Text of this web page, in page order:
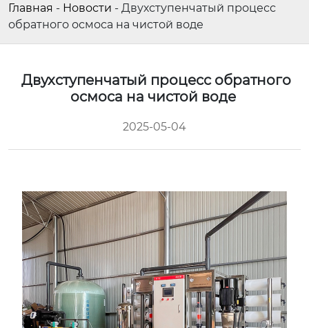
Главная - Новости - Двухступенчатый процесс
обратного осмоса на чистой воде
Двухступенчатый процесс обратного
осмоса на чистой воде
2025-05-04